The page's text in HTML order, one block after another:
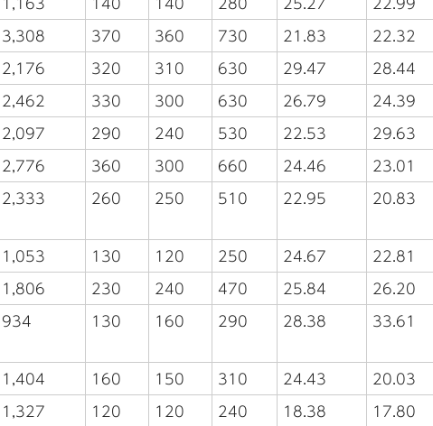
1,163 140 140 280 25.27 22.99
3,308 370 360 730 21.83 22.32
2,176 320 310 630 29.47 28.44
2,462 330 300 630 26.79 24.39
2,097 290 240 530 22.53 29.63
2,776 360 300 660 24.46 23.01
2,333 260 250 510 22.95 20.83
1,053 130 120 250 24.67 22.81
1,806 230 240 470 25.84 26.20
934 130 160 290 28.38 33.61
1,404 160 150 310 24.43 20.03
1,327 120 120 240 18.38 17.80